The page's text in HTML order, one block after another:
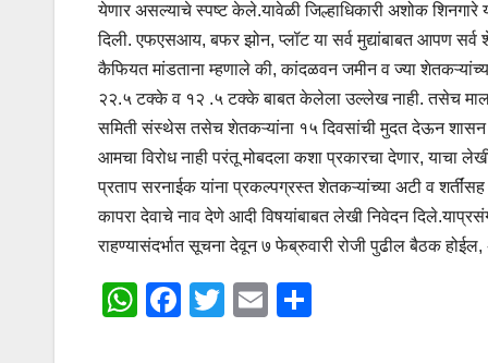
येणार असल्याचे स्पष्ट केले.यावेळी जिल्हाधिकारी अशोक शिनगारे
दिली. एफएसआय, बफर झोन, प्लॉट या सर्व मुद्यांबाबत आपण सर्व
कैफियत मांडताना म्हणाले की, कांदळवन जमीन व ज्या
२२.५ टक्के व १२ .५ टक्के बाबत केलेला उल्लेख नाही. तसेच
समिती संस्थेस तसेच शेतकऱ्यांना १५ दिवसांची मुदत देऊन शासन
आमचा विरोध नाही परंतू मोबदला कशा प्रकारचा देणार, याचा
प्रताप सरनाईक यांना प्रकल्पग्रस्त शेतकऱ्यांच्या अटी व
कापरा देवाचे नाव देणे आदी विषयांबाबत लेखी निवेदन
राहण्यासंदर्भात सूचना देवून ७ फेब्रुवारी रोजी पुढील बैठक
W
F
T
E